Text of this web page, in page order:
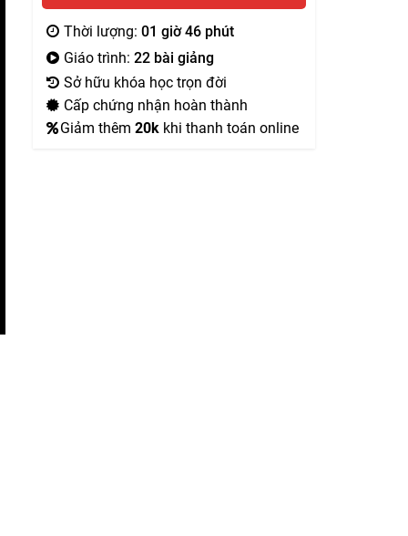
Thời lượng: 01 giờ 46 phút
Giáo trình: 22 bài giảng
Sở hữu khóa học trọn đời
Cấp chứng nhận hoàn thành
Giảm thêm 20k khi thanh toán online